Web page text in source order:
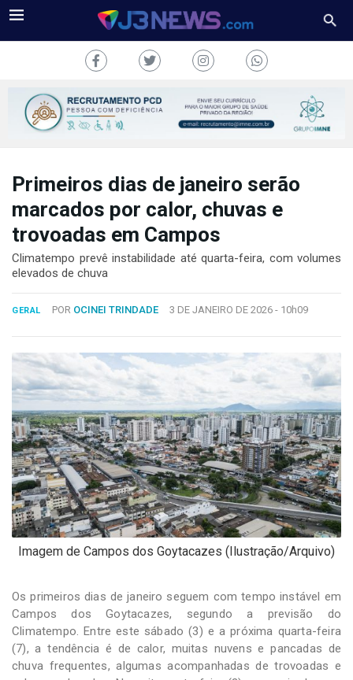
J3NEWS
TV
COLUNAS
2024
Desenvolvido
por
Hesea
Tecnologia
Sistemas
Primeiros dias de janeiro serão
marcados por calor, chuvas e
trovoadas em Campos
Climatempo prevê instabilidade até quarta-feira, com volumes
elevados de chuva
GERAL POR OCINEI TRINDADE 3 DE JANEIRO DE 2026 - 10h09
Imagem de Campos dos Goytacazes (Ilustração/Arquivo)
Os primeiros dias de janeiro seguem com tempo instável em
Campos dos Goytacazes, segundo a previsão do
Climatempo. Entre este sábado (3) e a próxima quarta-feira
(7), a tendência é de calor, muitas nuvens e pancadas de
chuva frequentes, algumas acompanhadas de trovoadas e